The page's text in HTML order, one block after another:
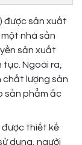
được sản xuất
nhà sản
sản xuất
tục. Ngoài ra,
chất lượng sản
sản phẩm ắc
được thiết kế
dụng, người